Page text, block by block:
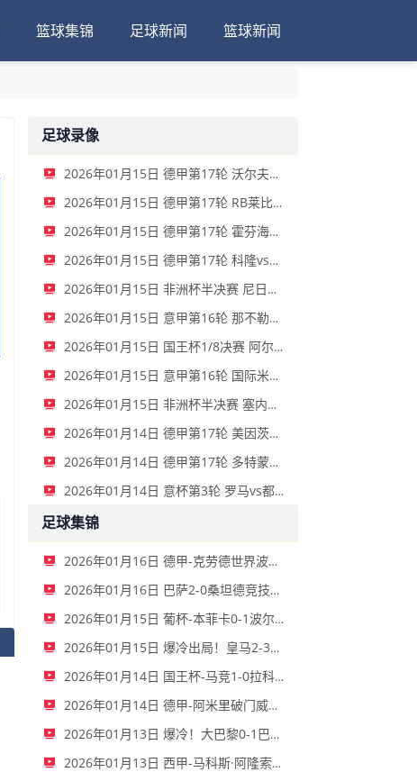
篮球集锦 足球新闻 篮球新闻
足球录像
2026年01月15日 德甲第17轮 沃尔夫斯堡vs圣保利 全场录像
2026年01月15日 德甲第17轮 RB莱比锡vs弗赖堡 全场录像
2026年01月15日 德甲第17轮 霍芬海姆vs门兴 全场录像
2026年01月15日 德甲第17轮 科隆vs拜仁慕尼黑 全场录像
2026年01月15日 非洲杯半决赛 尼日利亚vs摩洛哥 全场录像
2026年01月15日 意甲第16轮 那不勒斯vs帕尔马 全场录像
2026年01月15日 国王杯1/8决赛 阿尔瓦塞特vs皇家马德里 全场录像
2026年01月15日 意甲第16轮 国际米兰vs莱切 全场录像
2026年01月15日 非洲杯半决赛 塞内加尔vs埃及 全场录像
2026年01月14日 德甲第17轮 美因茨vs海登海姆 全场录像
2026年01月14日 德甲第17轮 多特蒙德vs不莱梅 全场录像
2026年01月14日 意杯第3轮 罗马vs都灵 全场录像
足球集锦
2026年01月16日 德甲-克劳德世界波柳比西奇绝平 十人柏林联合1-1奥格斯堡
2026年01月16日 巴萨2-0桑坦德竞技晋级国王杯八强 费兰单刀球破门亚马尔建功
2026年01月15日 葡杯-本菲卡0-1波尔图止步八强 贝德纳雷克制胜帕夫利季斯失良机
2026年01月15日 爆冷出局！皇马2-3遭西乙队阿尔瓦塞特补时绝杀 无缘国王杯8强
2026年01月14日 国王杯-马竞1-0拉科鲁尼亚 格列兹曼十分角任意球破门+远射中横梁
2026年01月14日 德甲-阿米里破门威德默建功 美因茨2-1海登海姆
2026年01月13日 爆冷！大巴黎0-1巴黎FC止步法国杯32强 登贝莱失单刀埃梅里中框
2026年01月13日 西甲-马科斯·阿隆索点射制胜 塞尔塔客场1-0塞维利亚